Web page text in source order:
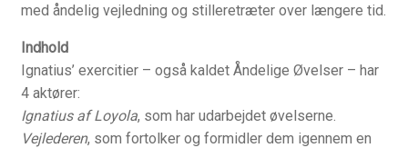
Kunst
Kunstretreat
Kurv
med åndelig vejledning og stilleretræter over længere tid.
Indhold
Ignatius’ exercitier – også kaldet Åndelige Øvelser – har
4 aktører:
Ignatius af Loyola, som har udarbejdet øvelserne.
Vejlederen, som fortolker og formidler dem igennem en